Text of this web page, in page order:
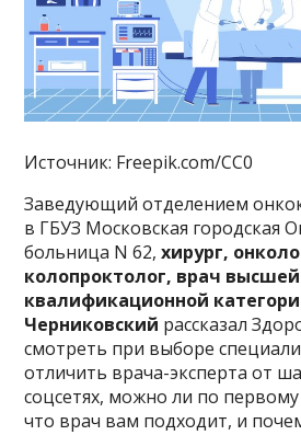
Источник: Freepik.com/CC0
Заведующий отделением
в ГБУЗ Московская городская
больница N 62, хирург,
колопроктолог, врач высшей
квалификационной
Черниковский рассказал
смотреть при выборе
отличить врача-эксперта от
соцсетях, можно ли по
что врач вам подходит, и